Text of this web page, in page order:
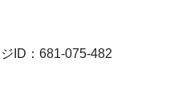
ID：681-075-482